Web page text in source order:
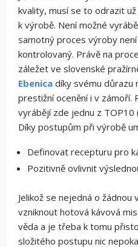
kvality, musí se to odrazit
k výrobě. Není možné
samotný proces výroby
kontrolovaný. Právě na
záležet ve slovenské
Ebenica díky svému důrazu
prestižní ocenění i v zámoří.
vyrábějí zde jednu z TOP10
Díky postupům při výrobě
Definovat recepturu pro
Pozitivně ovlivnit
Jelikož se nejedná o
vzniknout hotová kávová
věda a je třeba k tomu
složitého postupu nic